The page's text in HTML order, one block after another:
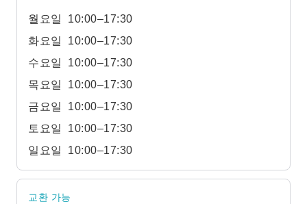
월요일
10:00–17:30
화요일
10:00–17:30
수요일
10:00–17:30
목요일
10:00–17:30
금요일
10:00–17:30
토요일
10:00–17:30
일요일
10:00–17:30
교환 가능